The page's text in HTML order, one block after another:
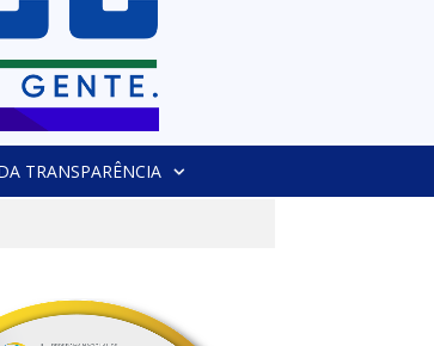
TRANSPARÊNCIA